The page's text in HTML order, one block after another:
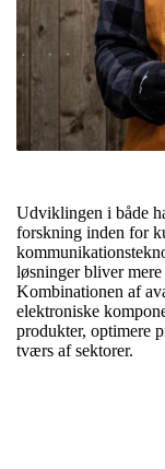
Udviklingen i både
forskning inden for
løsninger bliver
Kombinationen af
elektroniske
produkter, optimere
tværs af sektorer.